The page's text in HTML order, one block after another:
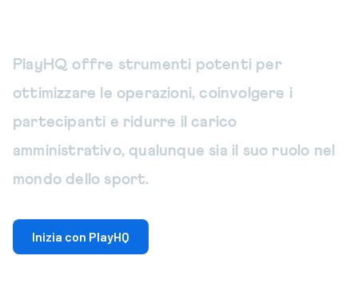
PlayHQ offre strumenti potenti per
ottimizzare le operazioni, coinvolgere i
partecipanti e ridurre il carico
amministrativo, qualunque sia il suo ruolo nel
mondo dello sport.
Inizia con PlayHQ